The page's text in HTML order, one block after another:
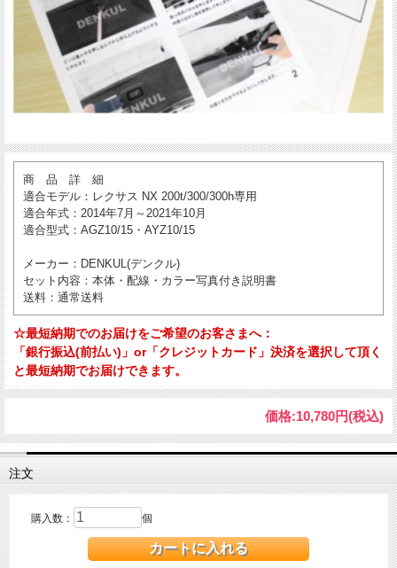
商 品 詳 細
適合モデル ：レクサス NX 200t/300/300h専用
適合年式 ：2014年7月～2021年10月
適合型式 ：AGZ10/15・AYZ10/15
メーカー ：DENKUL(デンクル)
セット内容 ：本体・配線・カラー写真付き説明書
送料 ：通常送料
☆最短納期でのお届けをご希望のお客さまへ：
「銀行振込(前払い)」or「クレジットカード」決済を選択して頂く
と最短納期でお届けできます。
価格:10,780円(税込)
注文
購入数： 個